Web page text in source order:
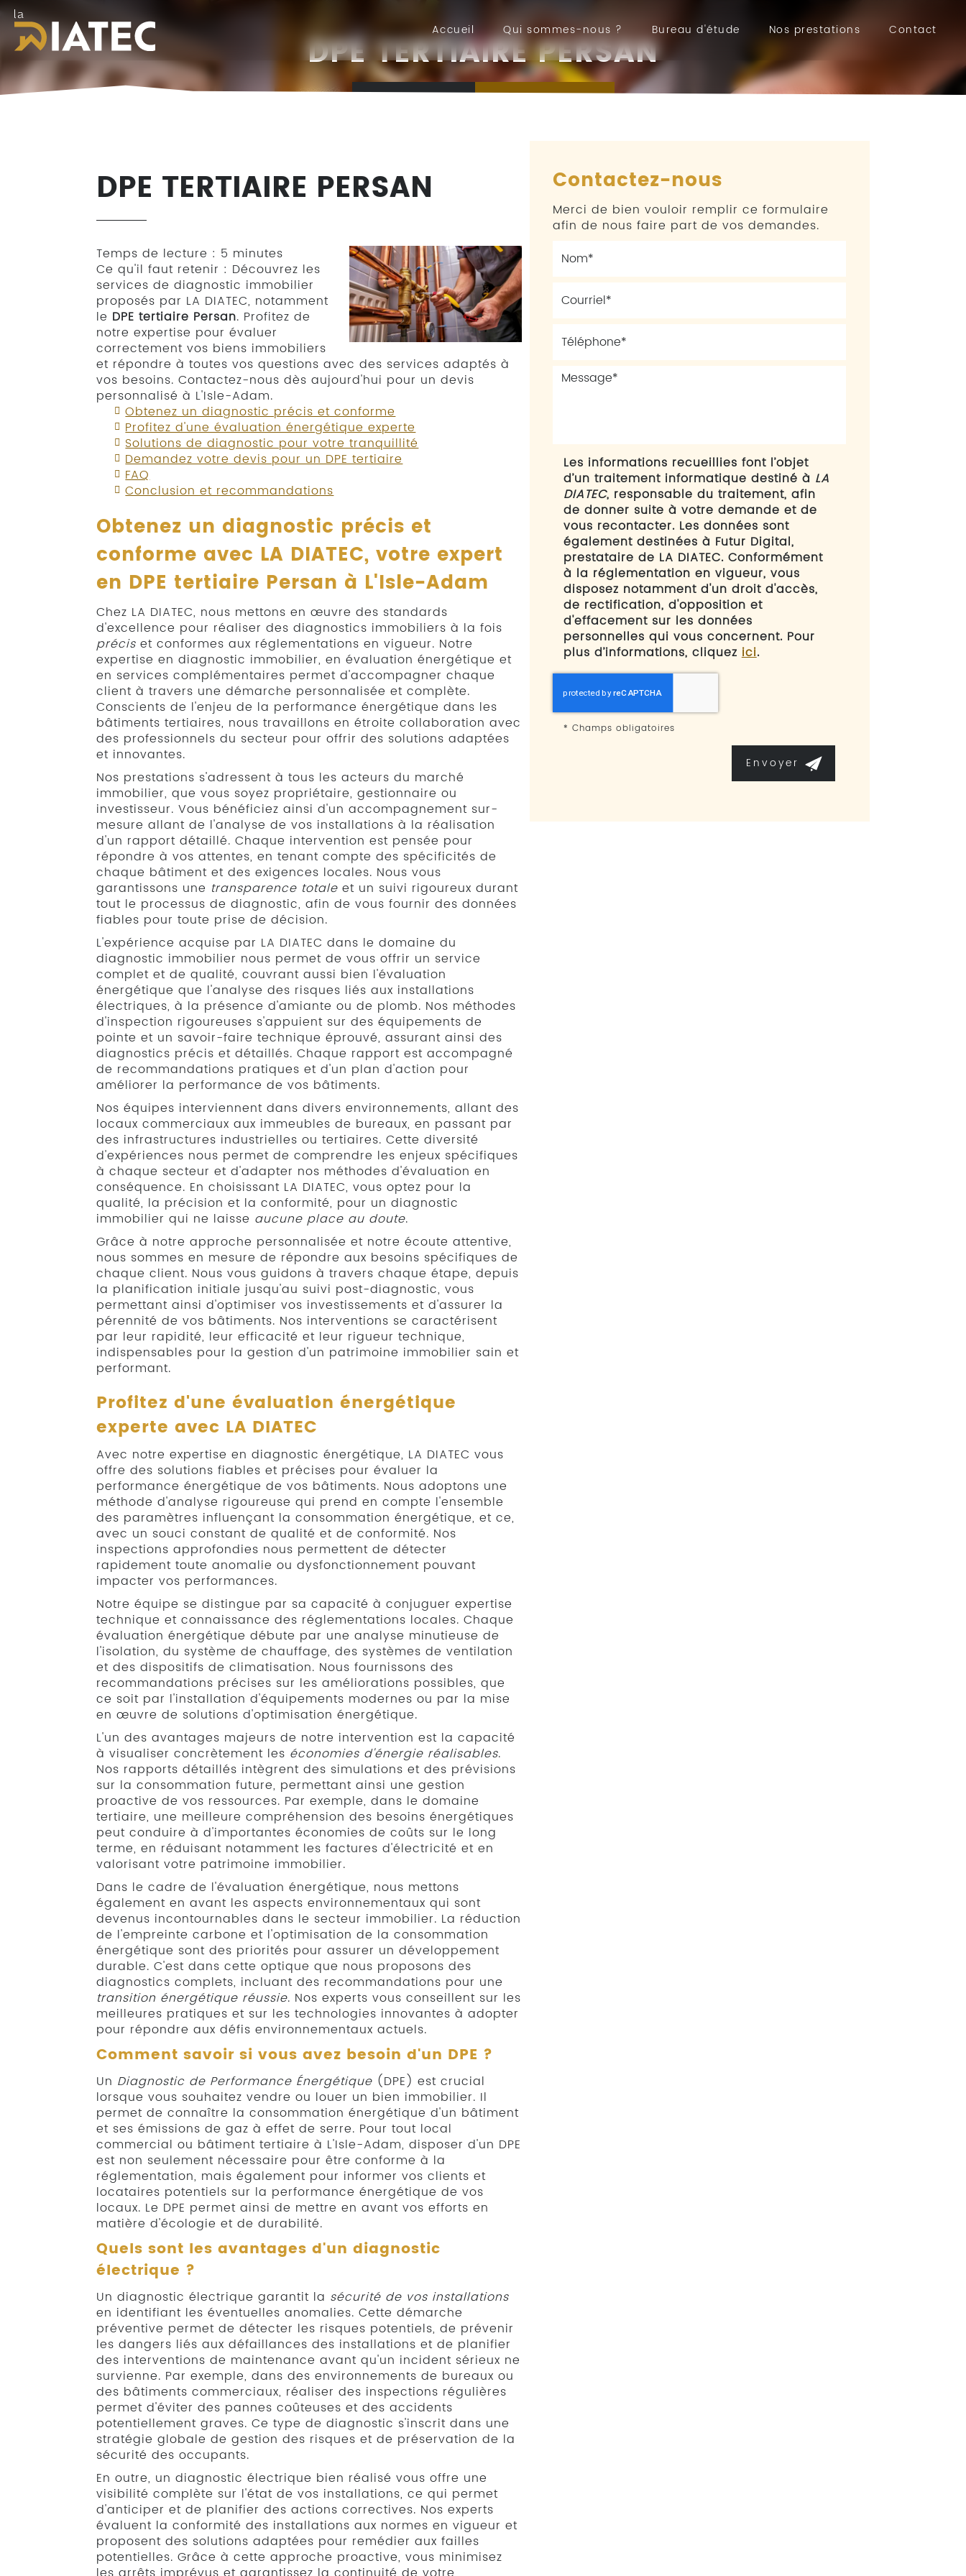
DIATEC
Accueil Qui sommes-nous ? Bureau d'étude Nos prestations Contact
DPE TERTIAIRE PERSAN
DPE TERTIAIRE PERSAN
Temps de lecture : 5 minutes
Ce qu'il faut retenir : Découvrez les
services de diagnostic immobilier
proposés par LA DIATEC, notamment
le DPE tertiaire Persan. Profitez de
notre expertise pour évaluer
correctement vos biens immobiliers
et répondre à toutes vos questions avec des services adaptés à
vos besoins. Contactez-nous dès aujourd'hui pour un devis
personnalisé à L'Isle-Adam.
Obtenez un diagnostic précis et conforme
Profitez d'une évaluation énergétique experte
Solutions de diagnostic pour votre tranquillité
Demandez votre devis pour un DPE tertiaire
FAQ
Conclusion et recommandations
Obtenez un diagnostic précis et
conforme avec LA DIATEC, votre expert
en DPE tertiaire Persan à L'Isle-Adam
Chez LA DIATEC, nous mettons en œuvre des standards
d'excellence pour réaliser des diagnostics immobiliers à la fois
précis et conformes aux réglementations en vigueur. Notre
expertise en diagnostic immobilier, en évaluation énergétique et
en services complémentaires permet d'accompagner chaque
client à travers une démarche personnalisée et complète.
Conscients de l'enjeu de la performance énergétique dans les
bâtiments tertiaires, nous travaillons en étroite collaboration avec
des professionnels du secteur pour offrir des solutions adaptées
et innovantes.
Nos prestations s'adressent à tous les acteurs du marché
immobilier, que vous soyez propriétaire, gestionnaire ou
investisseur. Vous bénéficiez ainsi d'un accompagnement sur-
mesure allant de l'analyse de vos installations à la réalisation
d'un rapport détaillé. Chaque intervention est pensée pour
répondre à vos attentes, en tenant compte des spécificités de
chaque bâtiment et des exigences locales. Nous vous
garantissons une transparence totale et un suivi rigoureux durant
tout le processus de diagnostic, afin de vous fournir des données
fiables pour toute prise de décision.
L'expérience acquise par LA DIATEC dans le domaine du
diagnostic immobilier nous permet de vous offrir un service
complet et de qualité, couvrant aussi bien l'évaluation
énergétique que l'analyse des risques liés aux installations
électriques, à la présence d'amiante ou de plomb. Nos méthodes
d'inspection rigoureuses s'appuient sur des équipements de
pointe et un savoir-faire technique éprouvé, assurant ainsi des
diagnostics précis et détaillés. Chaque rapport est accompagné
de recommandations pratiques et d'un plan d'action pour
améliorer la performance de vos bâtiments.
Nos équipes interviennent dans divers environnements, allant des
locaux commerciaux aux immeubles de bureaux, en passant par
des infrastructures industrielles ou tertiaires. Cette diversité
d'expériences nous permet de comprendre les enjeux spécifiques
à chaque secteur et d'adapter nos méthodes d'évaluation en
conséquence. En choisissant LA DIATEC, vous optez pour la
qualité, la précision et la conformité, pour un diagnostic
immobilier qui ne laisse aucune place au doute.
Grâce à notre approche personnalisée et notre écoute attentive,
nous sommes en mesure de répondre aux besoins spécifiques de
chaque client. Nous vous guidons à travers chaque étape, depuis
la planification initiale jusqu'au suivi post-diagnostic, vous
permettant ainsi d'optimiser vos investissements et d'assurer la
pérennité de vos bâtiments. Nos interventions se caractérisent
par leur rapidité, leur efficacité et leur rigueur technique,
indispensables pour la gestion d'un patrimoine immobilier sain et
performant.
Profitez d'une évaluation énergétique
experte avec LA DIATEC
Avec notre expertise en diagnostic énergétique, LA DIATEC vous
offre des solutions fiables et précises pour évaluer la
performance énergétique de vos bâtiments. Nous adoptons une
méthode d'analyse rigoureuse qui prend en compte l'ensemble
des paramètres influençant la consommation énergétique, et ce,
avec un souci constant de qualité et de conformité. Nos
inspections approfondies nous permettent de détecter
rapidement toute anomalie ou dysfonctionnement pouvant
impacter vos performances.
Notre équipe se distingue par sa capacité à conjuguer expertise
technique et connaissance des réglementations locales. Chaque
évaluation énergétique débute par une analyse minutieuse de
l'isolation, du système de chauffage, des systèmes de ventilation
et des dispositifs de climatisation. Nous fournissons des
recommandations précises sur les améliorations possibles, que
ce soit par l'installation d'équipements modernes ou par la mise
en œuvre de solutions d'optimisation énergétique.
L'un des avantages majeurs de notre intervention est la capacité
à visualiser concrètement les économies d'énergie réalisables.
Nos rapports détaillés intègrent des simulations et des prévisions
sur la consommation future, permettant ainsi une gestion
proactive de vos ressources. Par exemple, dans le domaine
tertiaire, une meilleure compréhension des besoins énergétiques
peut conduire à d'importantes économies de coûts sur le long
terme, en réduisant notamment les factures d'électricité et en
valorisant votre patrimoine immobilier.
Dans le cadre de l'évaluation énergétique, nous mettons
également en avant les aspects environnementaux qui sont
devenus incontournables dans le secteur immobilier. La réduction
de l'empreinte carbone et l'optimisation de la consommation
énergétique sont des priorités pour assurer un développement
durable. C'est dans cette optique que nous proposons des
diagnostics complets, incluant des recommandations pour une
transition énergétique réussie. Nos experts vous conseillent sur les
meilleures pratiques et sur les technologies innovantes à adopter
pour répondre aux défis environnementaux actuels.
Comment savoir si vous avez besoin d'un DPE ?
Un Diagnostic de Performance Énergétique (DPE) est crucial
lorsque vous souhaitez vendre ou louer un bien immobilier. Il
permet de connaître la consommation énergétique d'un bâtiment
et ses émissions de gaz à effet de serre. Pour tout local
commercial ou bâtiment tertiaire à L'Isle-Adam, disposer d'un DPE
est non seulement nécessaire pour être conforme à la
réglementation, mais également pour informer vos clients et
locataires potentiels sur la performance énergétique de vos
locaux. Le DPE permet ainsi de mettre en avant vos efforts en
matière d'écologie et de durabilité.
Quels sont les avantages d'un diagnostic
électrique ?
Un diagnostic électrique garantit la sécurité de vos installations
en identifiant les éventuelles anomalies. Cette démarche
préventive permet de détecter les risques potentiels, de prévenir
les dangers liés aux défaillances des installations et de planifier
des interventions de maintenance avant qu'un incident sérieux ne
survienne. Par exemple, dans des environnements de bureaux ou
des bâtiments commerciaux, réaliser des inspections régulières
permet d'éviter des pannes coûteuses et des accidents
potentiellement graves. Ce type de diagnostic s'inscrit dans une
stratégie globale de gestion des risques et de préservation de la
sécurité des occupants.
En outre, un diagnostic électrique bien réalisé vous offre une
visibilité complète sur l'état de vos installations, ce qui permet
d'anticiper et de planifier des actions correctives. Nos experts
évaluent la conformité des installations aux normes en vigueur et
proposent des solutions adaptées pour remédier aux failles
potentielles. Grâce à cette approche proactive, vous minimisez
Contactez-nous
Merci de bien vouloir remplir ce formulaire
afin de nous faire part de vos demandes.
Les informations recueillies font l’objet
d’un traitement informatique destiné à LA
DIATEC, responsable du traitement, afin
de donner suite à votre demande et de
vous recontacter. Les données sont
également destinées à Futur Digital,
prestataire de LA DIATEC. Conformément
à la réglementation en vigueur, vous
disposez notamment d'un droit d'accès,
de rectification, d'opposition et
d'effacement sur les données
personnelles qui vous concernent. Pour
plus d’informations, cliquezici.
* Champs obligatoires